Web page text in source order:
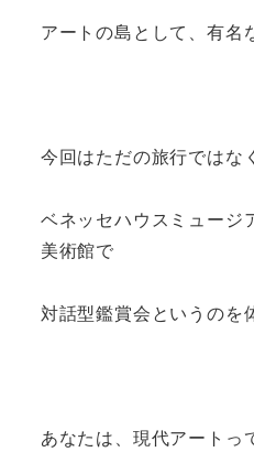
アートの島として、有名
今回はただの旅行ではな
ベネッセハウスミュージ
美術館で
対話型鑑賞会というのを
あなたは、現代アートっ